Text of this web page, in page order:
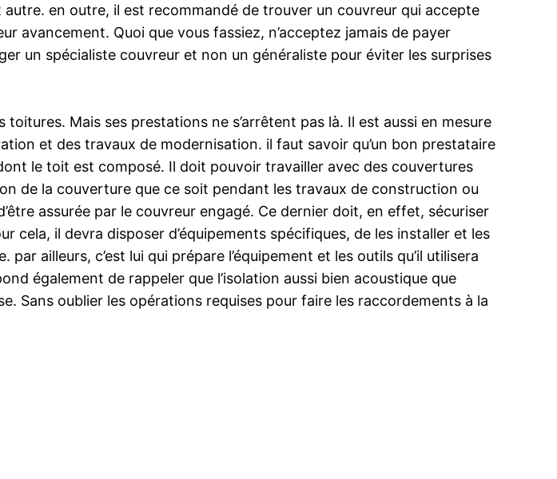
en outre, il est recommandé de trouver un couvreur qui accepte
avancement. Quoi que vous fassiez, n’acceptez jamais de payer
un spécialiste couvreur et non un généraliste pour éviter les surprises
Mais ses prestations ne s’arrêtent pas là. Il est aussi en mesure
et des travaux de modernisation. il faut savoir qu’un bon prestataire
le toit est composé. Il doit pouvoir travailler avec des couvertures
de la couverture que ce soit pendant les travaux de construction ou
assurée par le couvreur engagé. Ce dernier doit, en effet, sécuriser
cela, il devra disposer d’équipements spécifiques, de les installer et les
ailleurs, c’est lui qui prépare l’équipement et les outils qu’il utilisera
également de rappeler que l’isolation aussi bien acoustique que
Sans oublier les opérations requises pour faire les raccordements à la